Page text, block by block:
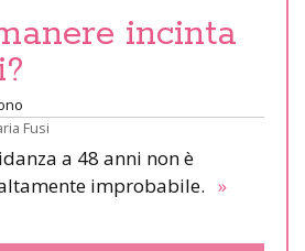
incinta
Fusi
a 48 anni non è
improbabile. »